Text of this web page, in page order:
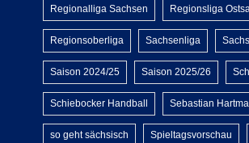
Regionalliga Sachsen Regionsliga
Regionsoberliga Sachsenliga
Saison 2024/25 Saison 2025/26
Schiebocker Handball Sebastian
so geht sächsisch Spieltagsvorschau